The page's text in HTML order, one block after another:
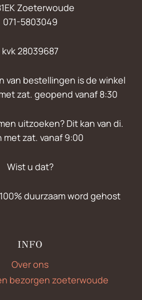
Zoeterwoude
071-5803049
kvk 28039687
van bestellingen is de winkel
zat. geopend vanaf 8:30
uitzoeken? Dit kan van di.
met zat. vanaf 9:00
Wist u dat?
duurzaam word gehost
INFO
Over ons
bezorgen zoeterwoude